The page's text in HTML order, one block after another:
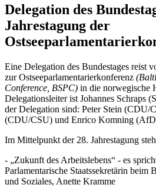
Delegation des
Jahrestagung der
Eine Delegation des Bundestages reist
zur Ostseeparlamentarierkonferenz
Conference, BSPC) in die norwegische
Delegationsleiter ist Johannes Schraps
der Delegation sind: Peter Stein (CDU/
(CDU/CSU) und Enrico Komning
Im Mittelpunkt der 28. Jahrestagung
- „Zukunft des Arbeitslebens“ - es
Parlamentarische Staatssekretärin beim
und Soziales, Anette Kramme